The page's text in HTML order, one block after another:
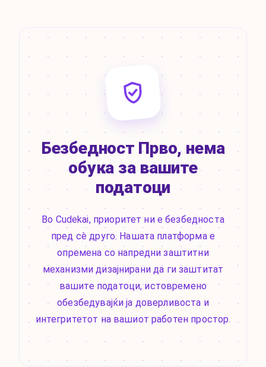
Безбедност Прво, нема
обука за вашите
податоци
Во Cudekai, приоритет ни е безбедноста
пред сè друго. Нашата платформа е
опремена со напредни заштитни
механизми дизајнирани да ги заштитат
вашите податоци, истовремено
обезбедувајќи ја доверливоста и
интегритетот на вашиот работен простор.